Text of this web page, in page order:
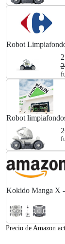
Robot
Robot
Kokido Manga X -
90 min.
Precio de Amazon